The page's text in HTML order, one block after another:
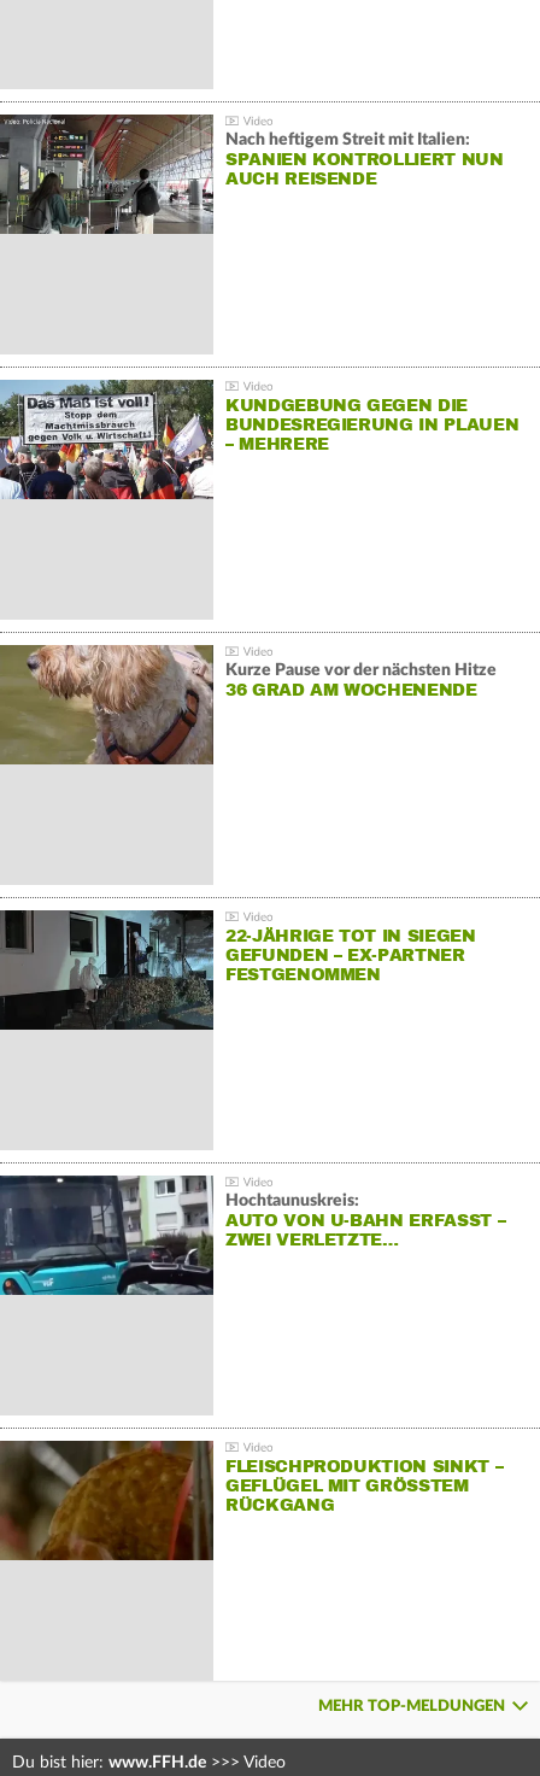
Nach heftigem Streit mit Italien:
SPANIEN KONTROLLIERT NUN
AUCH REISENDE
KUNDGEBUNG GEGEN DIE
BUNDESREGIERUNG IN PLAUEN
– MEHRERE
Kurze Pause vor der nächsten Hitze
36 GRAD AM WOCHENENDE
22-JÄHRIGE TOT IN SIEGEN
GEFUNDEN – EX-PARTNER
FESTGENOMMEN
Hochtaunuskreis:
AUTO VON U-BAHN ERFASST –
ZWEI VERLETZTE…
FLEISCHPRODUKTION SINKT –
GEFLÜGEL MIT GRÖSSTEM R
ÜCKGANG
MEHR TOP-MELDUNGEN
Du bist hier: www.FFH.de >>> Video